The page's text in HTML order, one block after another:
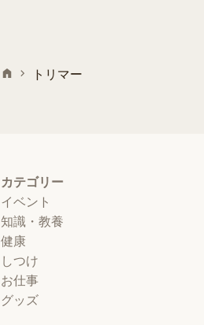
トリマー
カテゴリー
イベント
知識・教養
健康
しつけ
お仕事
グッズ